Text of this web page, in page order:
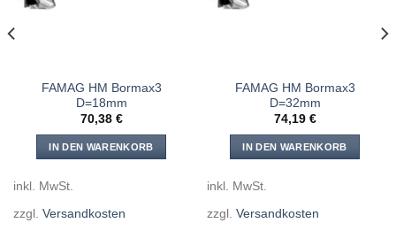
FAMAG HM Bormax3
D=18mm
70,38 €
IN DEN WARENKORB
inkl. MwSt.
zzgl. Versandkosten
FAMAG HM Bormax3
D=32mm
74,19 €
IN DEN WARENKORB
inkl. MwSt.
zzgl. Versandkosten